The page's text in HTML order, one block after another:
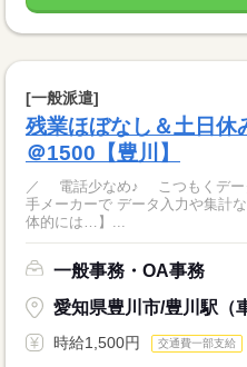
[一般派遣]
残業ほぼなし＆土日
＠1500【豊川】
／ 電話少なめ♪ こつもくデータ入
手メーカーで データ入力や集計な
体的には…】...
一般事務・OA事務
愛知県豊川市/豊川駅（
時給1,500円 交通費一部支給